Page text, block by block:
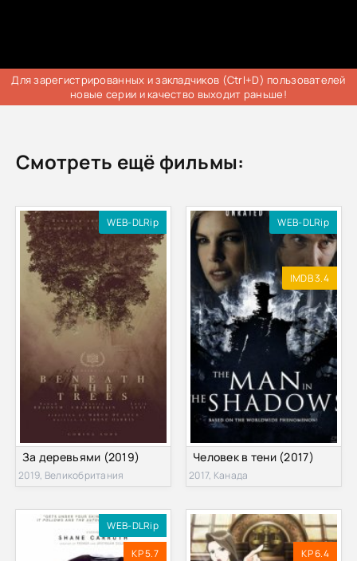
Для зарегистрированных и закладчиков (Ctrl+D) пользователей
новые серии и качество выходит раньше!
Смотреть ещё фильмы:
WEB-DLRip
За деревьями (2019)
2019, Великобритания
WEB-DLRip
IMDB 3.4
Человек в тени (2017)
2017, Канада
WEB-DLRip
KP 5.7 KP 6.4